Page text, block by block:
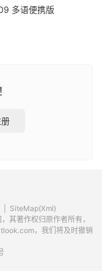
多语便携版
SiteMap(Xml)
其著作权归原作者所有，
，我们将及时撤销